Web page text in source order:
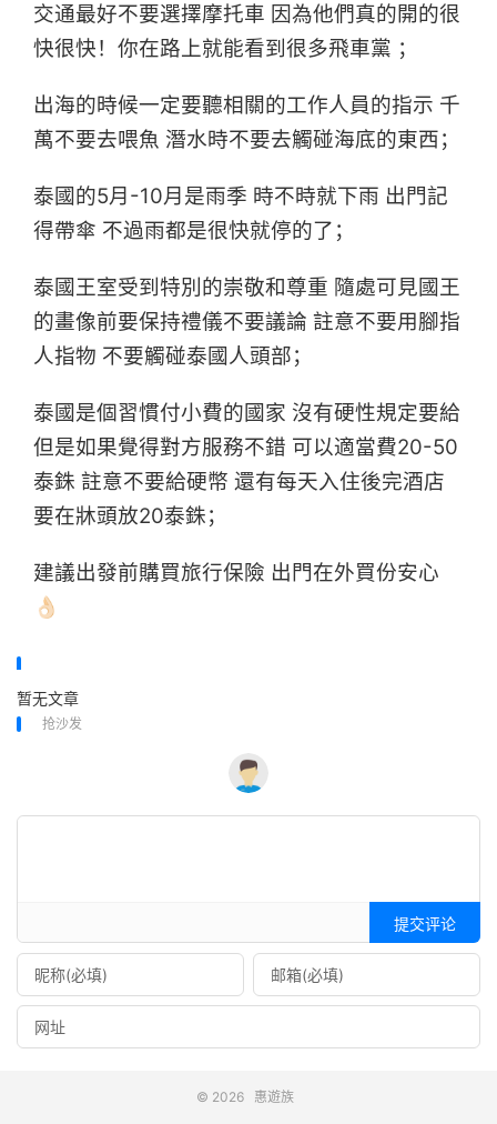
交通最好不要選擇摩托車 因為他們真的開的很
快很快！你在路上就能看到很多飛車黨 ；
出海的時候一定要聽相關的工作人員的指示 千
萬不要去喂魚 潛水時不要去觸碰海底的東西；
泰國的5月-10月是雨季 時不時就下雨 出門記
得帶傘 不過雨都是很快就停的了；
泰國王室受到特別的崇敬和尊重 隨處可見國王
的畫像前要保持禮儀不要議論 註意不要用腳指
人指物 不要觸碰泰國人頭部；
泰國是個習慣付小費的國家 沒有硬性規定要給
但是如果覺得對方服務不錯 可以適當費20-50
泰銖 註意不要給硬幣 還有每天入住後完酒店
要在牀頭放20泰銖；
建議出發前購買旅行保險 出門在外買份安心
👌🏻
暂无文章
抢沙发
提交评论
© 2026 惠遊族